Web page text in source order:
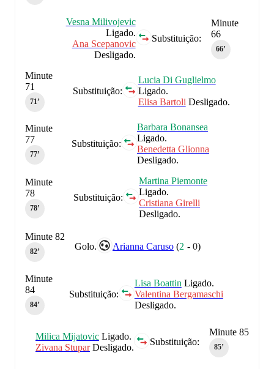
Minute
66
66‎’‎
Substituição:
Vesna Milivojevic
Ligado.
Ana Scepanovic
Desligado.
Substituição:
Lucia Di Guglielmo
Ligado.
Elisa Bartoli Desligado.
Minute
71
71‎’‎
Substituição:
Barbara Bonansea
Ligado.
Benedetta Glionna
Desligado.
Minute
77
77‎’‎
Substituição:
Martina Piemonte
Ligado.
Cristiana Girelli
Desligado.
Minute
78
78‎’‎
Golo. Arianna Caruso (2 -0)
Minute 82
82‎’‎
Substituição:
Lisa Boattin Ligado.
Valentina Bergamaschi
Desligado.
Minute
84
84‎’‎
Minute 85
85‎’‎
Substituição:
Milica Mijatovic Ligado.
Zivana StuparDesligado.